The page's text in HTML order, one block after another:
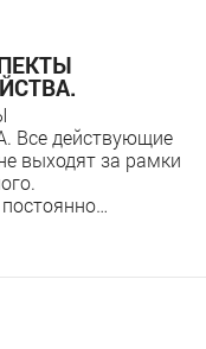
Все действующие
выходят за рамки